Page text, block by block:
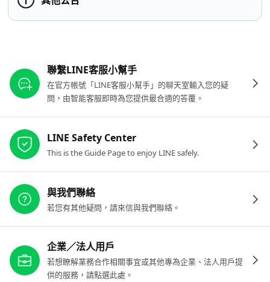
聯繫LINE客服小幫手
在官方帳號「LINE客服小幫手」的聊天室輸入您的疑
問，由智能客服即時為您提供最合適的答覆。
LINE Safety Center
This is the Guide Page to enjoy LINE safely.
與我們聯絡
若您有其他疑問，請來信與我們聯絡。
企業／法人用戶
若想瞭解業務合作相關事宜或其他專為企業、法人用戶提
供的服務，請點選此處。